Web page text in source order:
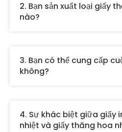
2. Bạn sản xuất loại giấy
nào?
3. Bạn có thể cung cấp
không?
4. Sự khác biệt giữa giấy
nhiệt và giấy thăng hoa